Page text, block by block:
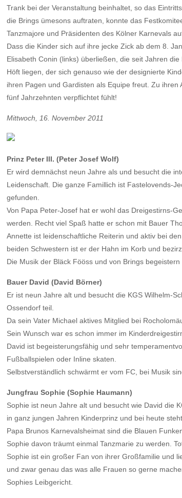
Trank bei der Veranstaltung beinhaltet, so das
die Brings ümesons auftraten, konnte das
Tanzmajore und Präsidenten des Kölner Karnevals
Dass die Kinder sich auf ihre jecke Zick ab dem 8.
Elisabeth Conin (links) überließen, die seit Jahren
Höft liegen, der sich genauso wie der designierte
ihren Pagen und Gardisten als Equipe freut. Zu ihren
fünf Jahrzehnten verpflichtet fühlt!
Mittwoch, 16. November 2011
Prinz Peter III. (Peter Josef Wolf)
Er wird demnächst neun Jahre als und besucht die
Leidenschaft. Die ganze Famillich ist Fastelovends-
gefunden.
Von Papa Peter-Josef hat er wohl das Dreigestirns-
werden. Recht viel Spaß hatte er schon mit Bauer
Annette ist leidenschaftliche Reiterin und aktiv bei
beiden Schwestern ist er der Hahn im Korb und
Die Musik der Bläck Fööss und von Brings
Bauer David (David Börner)
Er ist neun Jahre alt und besucht die KGS Wilhelm-
Ossendorf teil.
Da sein Vater Michael aktives Mitglied bei
Sein Wunsch war es schon immer im
David ist begeisterungsfähig und sehr
Fußballspielen oder Inline skaten.
Selbstverständlich schwärmt er vom FC, bei Musik sind
Jungfrau Sophie (Sophie Haumann)
Sophie ist neun Jahre alt und besucht wie David die
in ganz jungen Jahren Kinderprinz und bei heute
Papa Brunos Karnevalsheimat sind die Blauen
Sophie davon träumt einmal Tanzmarie zu werden.
Sophie ist ein großer Fan von ihrer Großfamilie
und zwar genau das was alle Frauen so gerne
Sophies Leibgericht.